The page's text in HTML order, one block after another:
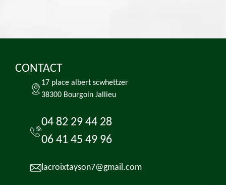
CONTACT
17 place albert scwhettzer
38300 Bourgoin Jallieu
04 82 29 44 28
06 41 45 49 96
lacroixtayson7@gmail.com